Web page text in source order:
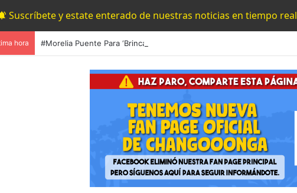
Suscríbete y estate enterado de nuestras noticias en tiempo real
hora